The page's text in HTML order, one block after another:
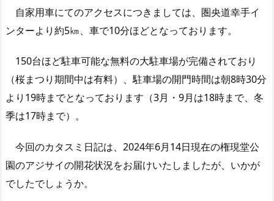
自家用車にてのアクセスにつきましては、圏央道幸手イ
ンターより約5㎞、車で10分ほどとなっております。
150台ほど駐車可能な無料の大駐車場が完備されており
（桜まつり期間中は有料）、駐車場の開門時間は朝8時30分
より19時までとなっております（3月・9月は18時まで、冬
季は17時まで）。
今回のカタスミ日記は、2024年6月14日現在の権現堂公
園のアジサイの開花状況をお届けいたしましたが、いかが
でしたでしょうか。